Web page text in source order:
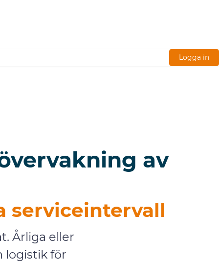
Logga in
av
serviceintervall
Årliga eller
logistik för